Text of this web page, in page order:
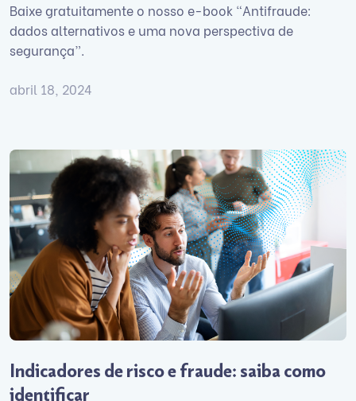
Baixe gratuitamente o nosso e-book “Antifraude:
dados alternativos e uma nova perspectiva de
segurança”.
abril 18, 2024
Indicadores de risco e fraude: saiba como
identificar